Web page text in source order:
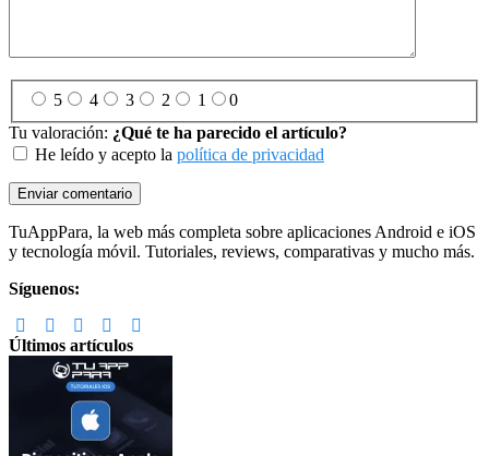
5 4 3 2 1
0
Tu valoración: ¿Qué te ha parecido el artículo?
He leído y acepto la política de privacidad
Footer
TuAppPara, la web más completa sobre aplicaciones Android e iOS
y tecnología móvil. Tutoriales, reviews, comparativas y mucho más.
Síguenos:
Últimos artículos